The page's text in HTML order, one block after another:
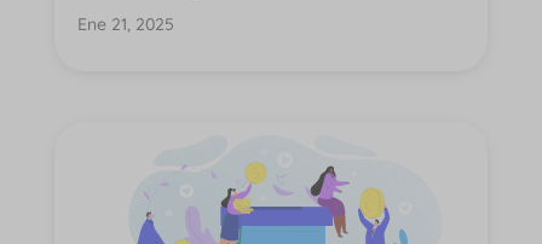
Ene 21, 2025